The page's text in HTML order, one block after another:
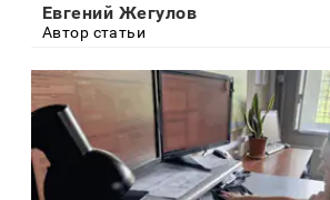
Евгений Жегулов
Автор статьи